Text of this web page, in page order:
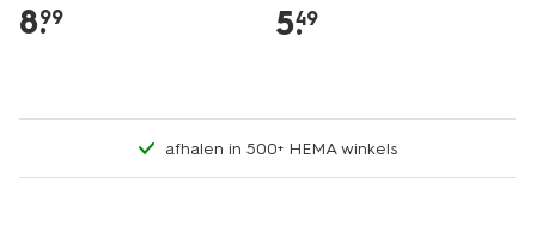
8.
99 5.
49
afhalen in 500+ HEMA winkels